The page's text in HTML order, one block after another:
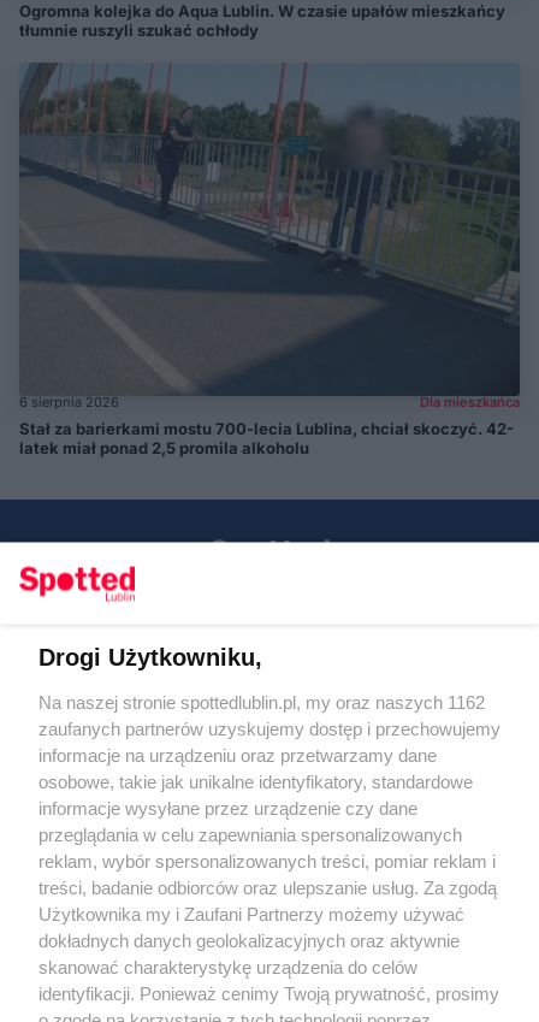
Ogromna kolejka do Aqua Lublin. W czasie upałów mieszkańcy
tłumnie ruszyli szukać ochłody
6 sierpnia 2026 Dla mieszkańca
Stał za barierkami mostu 700-lecia Lublina, chciał skoczyć. 42-
latek miał ponad 2,5 promila alkoholu
KATEGORIE
OGŁOSZENIA
WYDARZENIA
NA SKRÓTY
Regulamin
Polityka prywatności
RODO
Warunki korzystania z treści
Drogi Użytkowniku,
Na naszej stronie spottedlublin.pl, my oraz naszych 1162
zaufanych partnerów uzyskujemy dostęp i przechowujemy
informacje na urządzeniu oraz przetwarzamy dane
osobowe, takie jak unikalne identyfikatory, standardowe
informacje wysyłane przez urządzenie czy dane
przeglądania w celu zapewniania spersonalizowanych
reklam, wybór spersonalizowanych treści, pomiar reklam i
treści, badanie odbiorców oraz ulepszanie usług. Za zgodą
Użytkownika my i Zaufani Partnerzy możemy używać
dokładnych danych geolokalizacyjnych oraz aktywnie
skanować charakterystykę urządzenia do celów
identyfikacji. Ponieważ cenimy Twoją prywatność, prosimy